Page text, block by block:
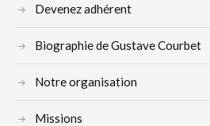
Devenez adhérent
Biographie de Gustave Courbet
Notre organisation
Missions